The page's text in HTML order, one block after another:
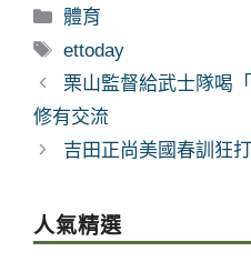
分
類
體育
標
籤
ettoday
栗山監督給武士隊喝
修有交流
吉田正尚美國春訓狂
人氣精選